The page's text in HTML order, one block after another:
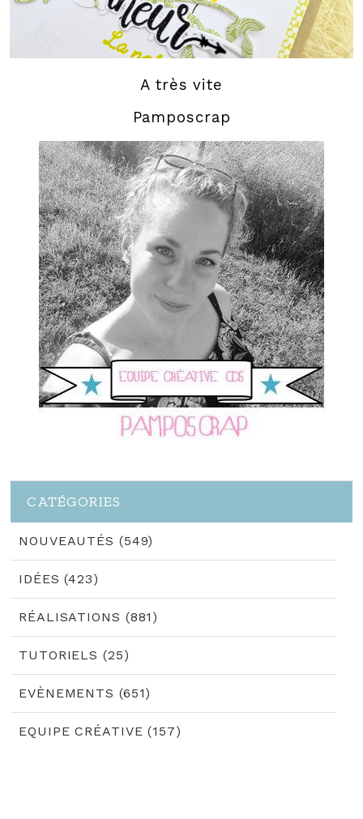
A très vite
Pamposcrap
CATÉGORIES
NOUVEAUTÉS (549)
IDÉES (423)
RÉALISATIONS (881)
TUTORIELS (25)
EVÈNEMENTS (651)
EQUIPE CRÉATIVE (157)